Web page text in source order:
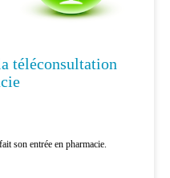
téléconsultation
son entrée en pharmacie.